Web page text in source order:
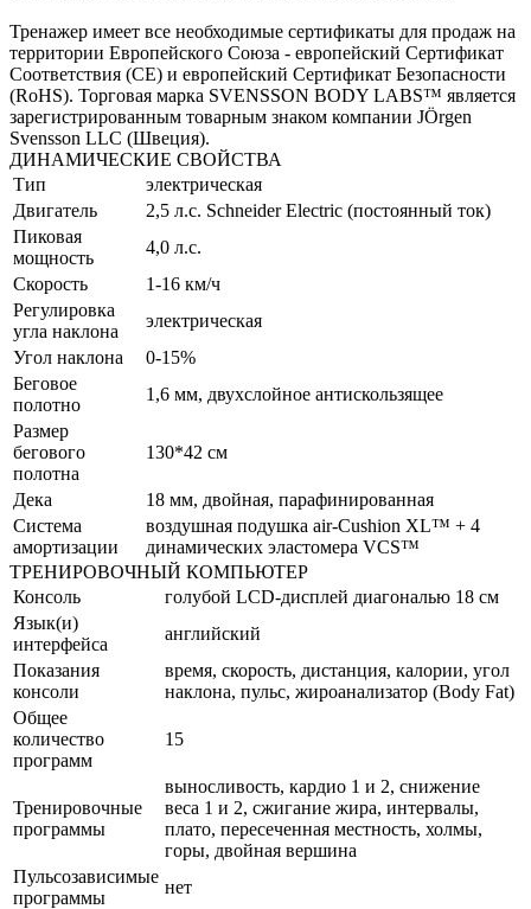
Тренажер имеет все необходимые сертификаты для продаж на
территории Европейского Союза - европейский Сертификат
Соответствия (CE) и европейский Сертификат Безопасности
(RoHS). Торговая марка SVENSSON BODY LABS™ является
зарегистрированным товарным знаком компании JÖrgen
Svensson LLC (Швеция).
ДИНАМИЧЕСКИЕ СВОЙСТВА
Тип
электрическая
Двигатель
2,5 л.с. Schneider Electric (постоянный ток)
Пиковая
мощность
4,0 л.с.
Скорость
1-16 км/ч
Регулировка
угла наклона
электрическая
Угол наклона
0-15%
Беговое
полотно
1,6 мм, двухслойное антискользящее
Размер
бегового
полотна
130*42 см
Дека
18 мм, двойная, парафинированная
Система
амортизации
воздушная подушка air-Cushion XL™ + 4
динамических эластомера VCS™
ТРЕНИРОВОЧНЫЙ КОМПЬЮТЕР
Консоль
голубой LCD-дисплей диагональю 18 см
Язык(и)
интерфейса
английский
Показания
консоли
время, скорость, дистанция, калории, угол
наклона, пульс, жироанализатор (Body Fat)
Общее
количество
программ
15
Тренировочные
программы
выносливость, кардио 1 и 2, снижение
веса 1 и 2, сжигание жира, интервалы,
плато, пересеченная местность, холмы,
горы, двойная вершина
Пульсозависимые
программы
нет